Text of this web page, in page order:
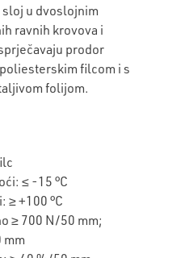
sloj u dvoslojnim
ravnih krovova i
prodor
filcom i s
folijom.
: ≤ -15 °C
≥ +100 °C
≥ 700 N/50 mm;
mm